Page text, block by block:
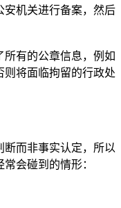
安机关进行备案，然后
有的公章信息，例如
将面临拘留的行政处
而非事实认定，所以
会碰到的情形：